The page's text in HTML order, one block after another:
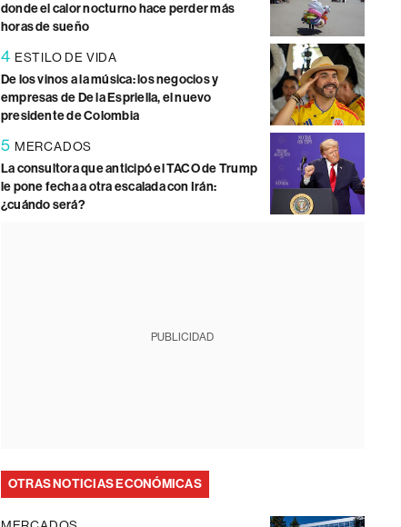
donde el calor nocturno hace perder más
horas de sueño
4 ESTILO DE VIDA
De los vinos a la música: los negocios y
empresas de De la Espriella, el nuevo
presidente de Colombia
5 MERCADOS
La consultora que anticipó el TACO de Trump
le pone fecha a otra escalada con Irán:
¿cuándo será?
PUBLICIDAD
OTRAS NOTICIAS ECONÓMICAS